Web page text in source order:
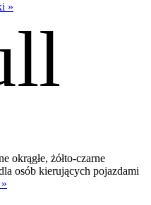
»
okrągłe, żółto-czarne
osób kierujących pojazdami